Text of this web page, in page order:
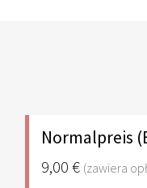
Normalpreis
9,00 € (zawiera